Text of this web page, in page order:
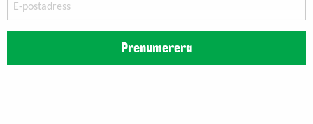
postadress
Prenumerera